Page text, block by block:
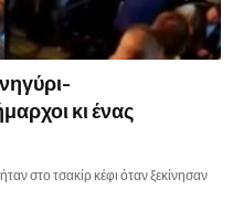
κι ένας
στο τσακίρ κέφι όταν ξεκίνησαν